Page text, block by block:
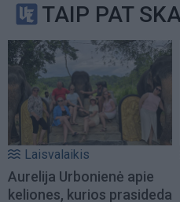
TAIP PAT
Laisvalaikis
Aurelija Urbonienė apie
keliones, kurios prasideda